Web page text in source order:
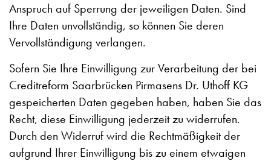
Anspruch auf Sperrung der jeweiligen Daten. Sind
Ihre Daten unvollständig, so können Sie deren
Vervollständigung verlangen.
Sofern Sie Ihre Einwilligung zur Verarbeitung der bei
Creditreform Saarbrücken Pirmasens Dr. Uthoff KG
gespeicherten Daten gegeben haben, haben Sie das
Recht, diese Einwilligung jederzeit zu widerrufen.
Durch den Widerruf wird die Rechtmäßigkeit der
aufgrund Ihrer Einwilligung bis zu einem etwaigen